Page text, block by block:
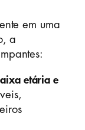
em uma
a
etária e